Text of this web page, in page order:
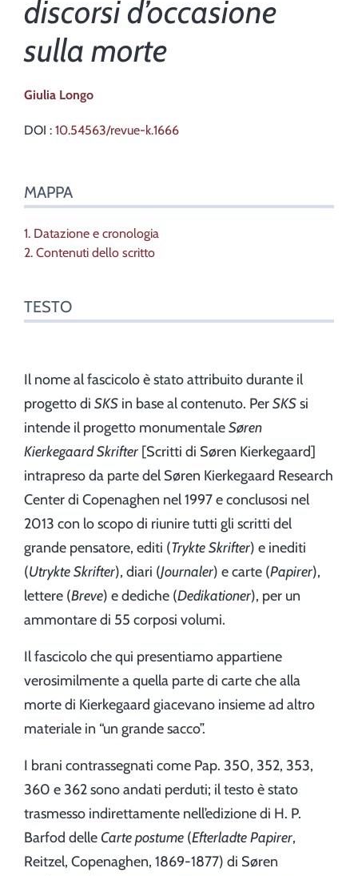
discorsi d’occasione
sulla morte
Giulia Longo
DOI : 10.54563/revue-k.1666
Testo
Note
Citare quest'articolo
Autore
MAPPA
1. Datazione e cronologia
2. Contenuti dello scritto
TESTO
Il nome al fascicolo è stato attribuito durante il
progetto di SKS in base al contenuto. PerSKSsi
intende il progetto monumentaleSøren
Kierkegaard Skrifter [Scritti di Søren Kierkegaard]
intrapreso da parte del Søren Kierkegaard Research
Center di Copenaghen nel 1997 e conclusosi nel
2013 con lo scopo di riunire tutti gli scritti del
grande pensatore, editi (Trykte Skrifter) e inediti
(Utrykte Skrifter), diari (Journaler) e carte (Papirer),
lettere (Breve) e dediche (Dedikationer), per un
ammontare di 55 corposi volumi.
Il fascicolo che qui presentiamo appartiene
verosimilmente a quella parte di carte che alla
morte di Kierkegaard giacevano insieme ad altro
materiale in “un grande sacco”.
I brani contrassegnati come Pap. 350, 352, 353,
360 e 362 sono andati perduti; il testo è stato
trasmesso indirettamente nell’edizione di H. P.
Barfod delleCarte postume (Efterladte Papirer,
Reitzel, Copenaghen, 1869-1877) di Søren